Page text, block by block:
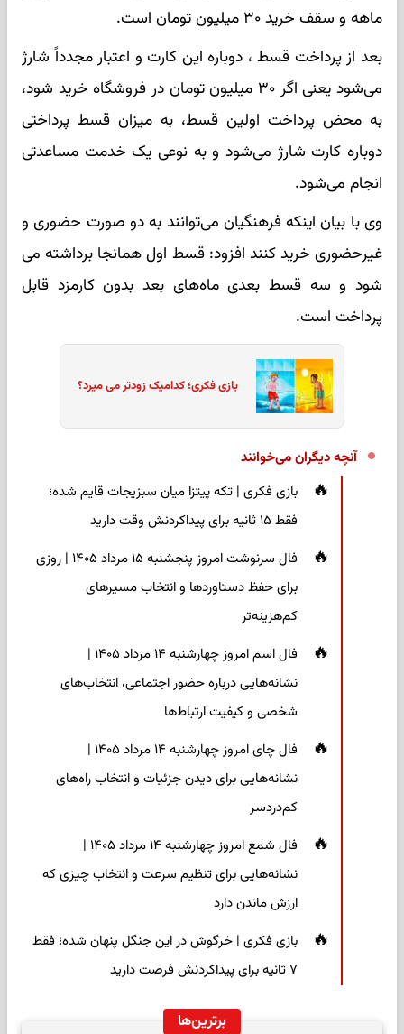
ماهه و سقف خرید ۳۰ میلیون تومان است.
بعد از پرداخت قسط ، دوباره این کارت و اعتبار مجدداً شارژ
می‌شود یعنی اگر ۳۰ میلیون تومان در فروشگاه خرید شود،
به محض پرداخت اولین قسط، به میزان قسط پرداختی
دوباره کارت شارژ می‌شود و به نوعی یک خدمت مساعدتی
انجام می‌شود.
وی با بیان اینکه فرهنگیان می‌توانند به دو صورت حضوری و
غیرحضوری خرید کنند افزود: قسط اول همانجا برداشته می
شود و سه قسط بعدی ماه‌های بعد بدون کارمزد قابل
پرداخت است.
بازی فکری؛ کدامیک زودتر می میرد؟
آنچه دیگران می‌خوانند
بازی فکری | تکه پیتزا میان سبزیجات قایم شده؛
فقط ۱۵ ثانیه برای پیداکردنش وقت دارید
فال سرنوشت امروز پنجشنبه ۱۵ مرداد ۱۴۰۵ | روزی
برای حفظ دستاوردها و انتخاب مسیرهای
کم‌هزینه‌تر
فال اسم امروز چهارشنبه ۱۴ مرداد ۱۴۰۵ |
نشانه‌هایی درباره حضور اجتماعی، انتخاب‌های
شخصی و کیفیت ارتباط‌ها
فال چای امروز چهارشنبه ۱۴ مرداد ۱۴۰۵ |
نشانه‌هایی برای دیدن جزئیات و انتخاب راه‌های
کم‌دردسر
فال شمع امروز چهارشنبه ۱۴ مرداد ۱۴۰۵ |
نشانه‌هایی برای تنظیم سرعت و انتخاب چیزی که
ارزش ماندن دارد
بازی فکری | خرگوش در این جنگل پنهان شده؛ فقط
۷ ثانیه برای پیداکردنش فرصت دارید
برترین‌ها